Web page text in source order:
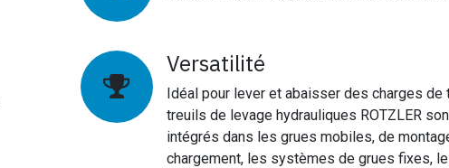
Versatilité
Idéal pour lever et abaisser des charges
treuils de levage hydrauliques ROTZLER
intégrés dans les grues mobiles, de
chargement, les systèmes de grues fixes,